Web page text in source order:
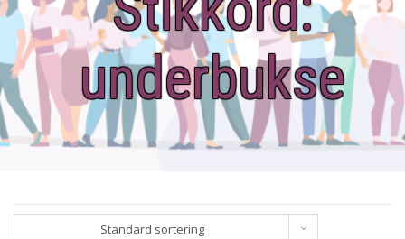
underbukse
Standard sortering